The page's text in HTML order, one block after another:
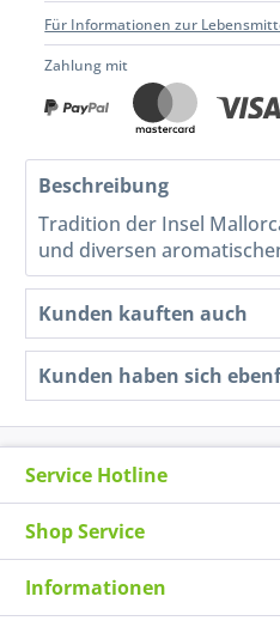
Für Informationen zur
Zahlung mit
Beschreibung
Tradition der Insel
und diversen
Kunden kauften auch
Kunden haben sich
Service Hotline
Shop Service
Informationen